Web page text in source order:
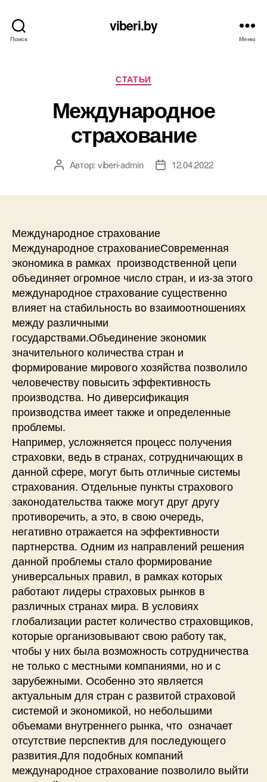
Поиск
viberi.by
Меню
Рубрики
СТАТЬИ
Международное
страхование
АвторАвтор: viberi-admin
Дата12.04.2022
Международное страхование
Международное страхованиеСовременная
экономика в рамках производственной цепи
объединяет огромное число стран, и из-за этого
международное страхование существенно
влияет на стабильность во взаимоотношениях
между различными
государствами.Объединение экономик
значительного количества стран и
формирование мирового хозяйства позволило
человечеству повысить эффективность
производства. Но диверсификация
производства имеет также и определенные
проблемы.
Например, усложняется процесс получения
страховки, ведь в странах, сотрудничающих в
данной сфере, могут быть отличные системы
страхования. Отдельные пункты страхового
законодательства также могут друг другу
противоречить, а это, в свою очередь,
негативно отражается на эффективности
партнерства. Одним из направлений решения
данной проблемы стало формирование
универсальных правил, в рамках которых
работают лидеры страховых рынков в
различных странах мира. В условиях
глобализации растет количество страховщиков,
которые организовывают свою работу так,
чтобы у них была возможность сотрудничества
не только с местными компаниями, но и с
зарубежными. Особенно это является
актуальным для стран с развитой страховой
системой и экономикой, но небольшими
объемами внутреннего рынка, что означает
отсутствие перспектив для последующего
развития.Для подобных компаний
международное страхование позволило выйти